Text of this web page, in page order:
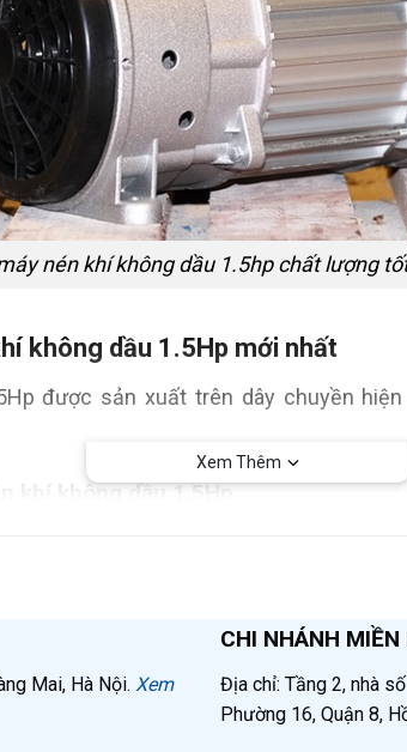
nén khí không dầu 1.5hp chất lượng
không dầu 1.5Hp mới nhất
được sản xuất trên dây chuyền
khí không dầu 1.5Hp
8bar
Xem Thêm
Mai, Hà Nội. Xem
CHI NHÁNH MIỀN
Địa chỉ: Tầng 2, nhà
Phường 16, Quận 8,